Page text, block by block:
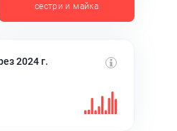
сестри и майка
2024 г.